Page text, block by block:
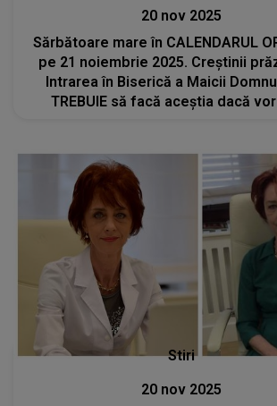
20 nov 2025
Sărbătoare mare în CALENDARUL
pe 21 noiembrie 2025. Creștinii
Intrarea în Biserică a Maicii
TREBUIE să facă aceștia dacă
Stiri
20 nov 2025